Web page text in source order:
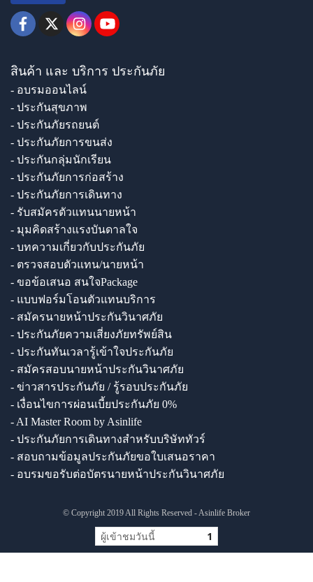
สินค้า และ บริการ ประกันภัย
- อบรมออนไลน์
- ประกันสุขภาพ
- ประกันภัยรถยนต์
- ประกันภัยการขนส่ง
- ประกันกลุ่มนักเรียน
- ประกันภัยการก่อสร้าง
- ประกันภัยการเดินทาง
- รับสมัครตัวแทนนายหน้า
- มุมคิดสร้างแรงบันดาลใจ
- บทความเกี่ยวกับประกันภัย
- ตรวจสอบตัวแทน/นายหน้า
- ขอข้อเสนอ สนใจPackage
- แบบฟอร์มโอนตัวแทนบริการ
- สมัครนายหน้าประกันวินาศภัย
- ประกันภัยความเสี่ยงภัยทรัพย์สิน
- ประกันทันเวลารู้เข้าใจประกันภัย
- สมัครสอบนายหน้าประกันวินาศภัย
- ข่าวสารประกันภัย / รู้รอบประกันภัย
- เงื่อนไขการผ่อนเบี้ยประกันภัย 0%
- AI Master Room by Asinlife
- ประกันภัยการเดินทางสำหรับบริษัททัวร์
- สอบถามข้อมูลประกันภัยขอใบเสนอราคา
- อบรมขอรับต่อบัตรนายหน้าประกันวินาศภัย
© Copyright 2019 All Rights Reserved - Asinlife Broker
ผู้เข้าชมวันนี้ 1